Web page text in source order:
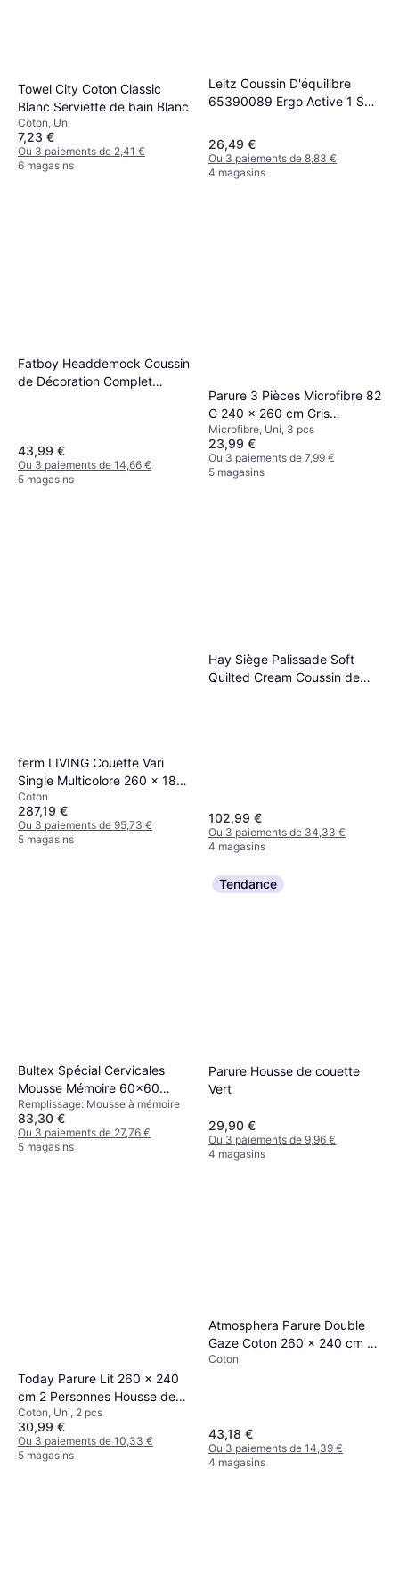
Towel City Coton Classic
Blanc Serviette de bain Blanc
Coton, Uni
7,23 €
Ou 3 paiements de 2,41 €
6 magasins
Leitz Coussin D'équilibre
65390089 Ergo Active 1 Set
26,49 €
Ou 3 paiements de 8,83 €
4 magasins
Fatboy Headdemock Coussin
de Décoration Complet
43,99 €
Ou 3 paiements de 14,66 €
5 magasins
Parure 3 Pièces Microfibre 82
G 240 x 260 cm Gris
Anthracite Housse de couette
Gris
Microfibre, Uni, 3 pcs
23,99 €
Ou 3 paiements de 7,99 €
5 magasins
ferm LIVING Couette Vari
Single Multicolore 260 x 180
cm Couvre-lit Naturel,
Marron, Beige (260x)
Coton
287,19 €
Ou 3 paiements de 95,73 €
5 magasins
Hay Siège Palissade Soft
Quilted Cream Coussin de
102,99 €
Ou 3 paiements de 34,33 €
4 magasins
Bultex Spécial Cervicales
Mousse Mémoire 60x60
Oreiller Ergonomique
Remplissage: Mousse à mémoire
83,30 €
Ou 3 paiements de 27,76 €
5 magasins
Tendance
Parure Housse de couette
Vert
29,90 €
Ou 3 paiements de 9,96 €
4 magasins
Today Parure Lit 260 x 240
cm 2 Personnes Housse de
couette Blanc, Chrome, Beige
Coton, Uni, 2 pcs
30,99 €
Ou 3 paiements de 10,33 €
5 magasins
Atmosphera Parure Double
Gaze Coton 260 x 240 cm -
Vert Housse de couette Vert
Coton
43,18 €
Ou 3 paiements de 14,39 €
4 magasins